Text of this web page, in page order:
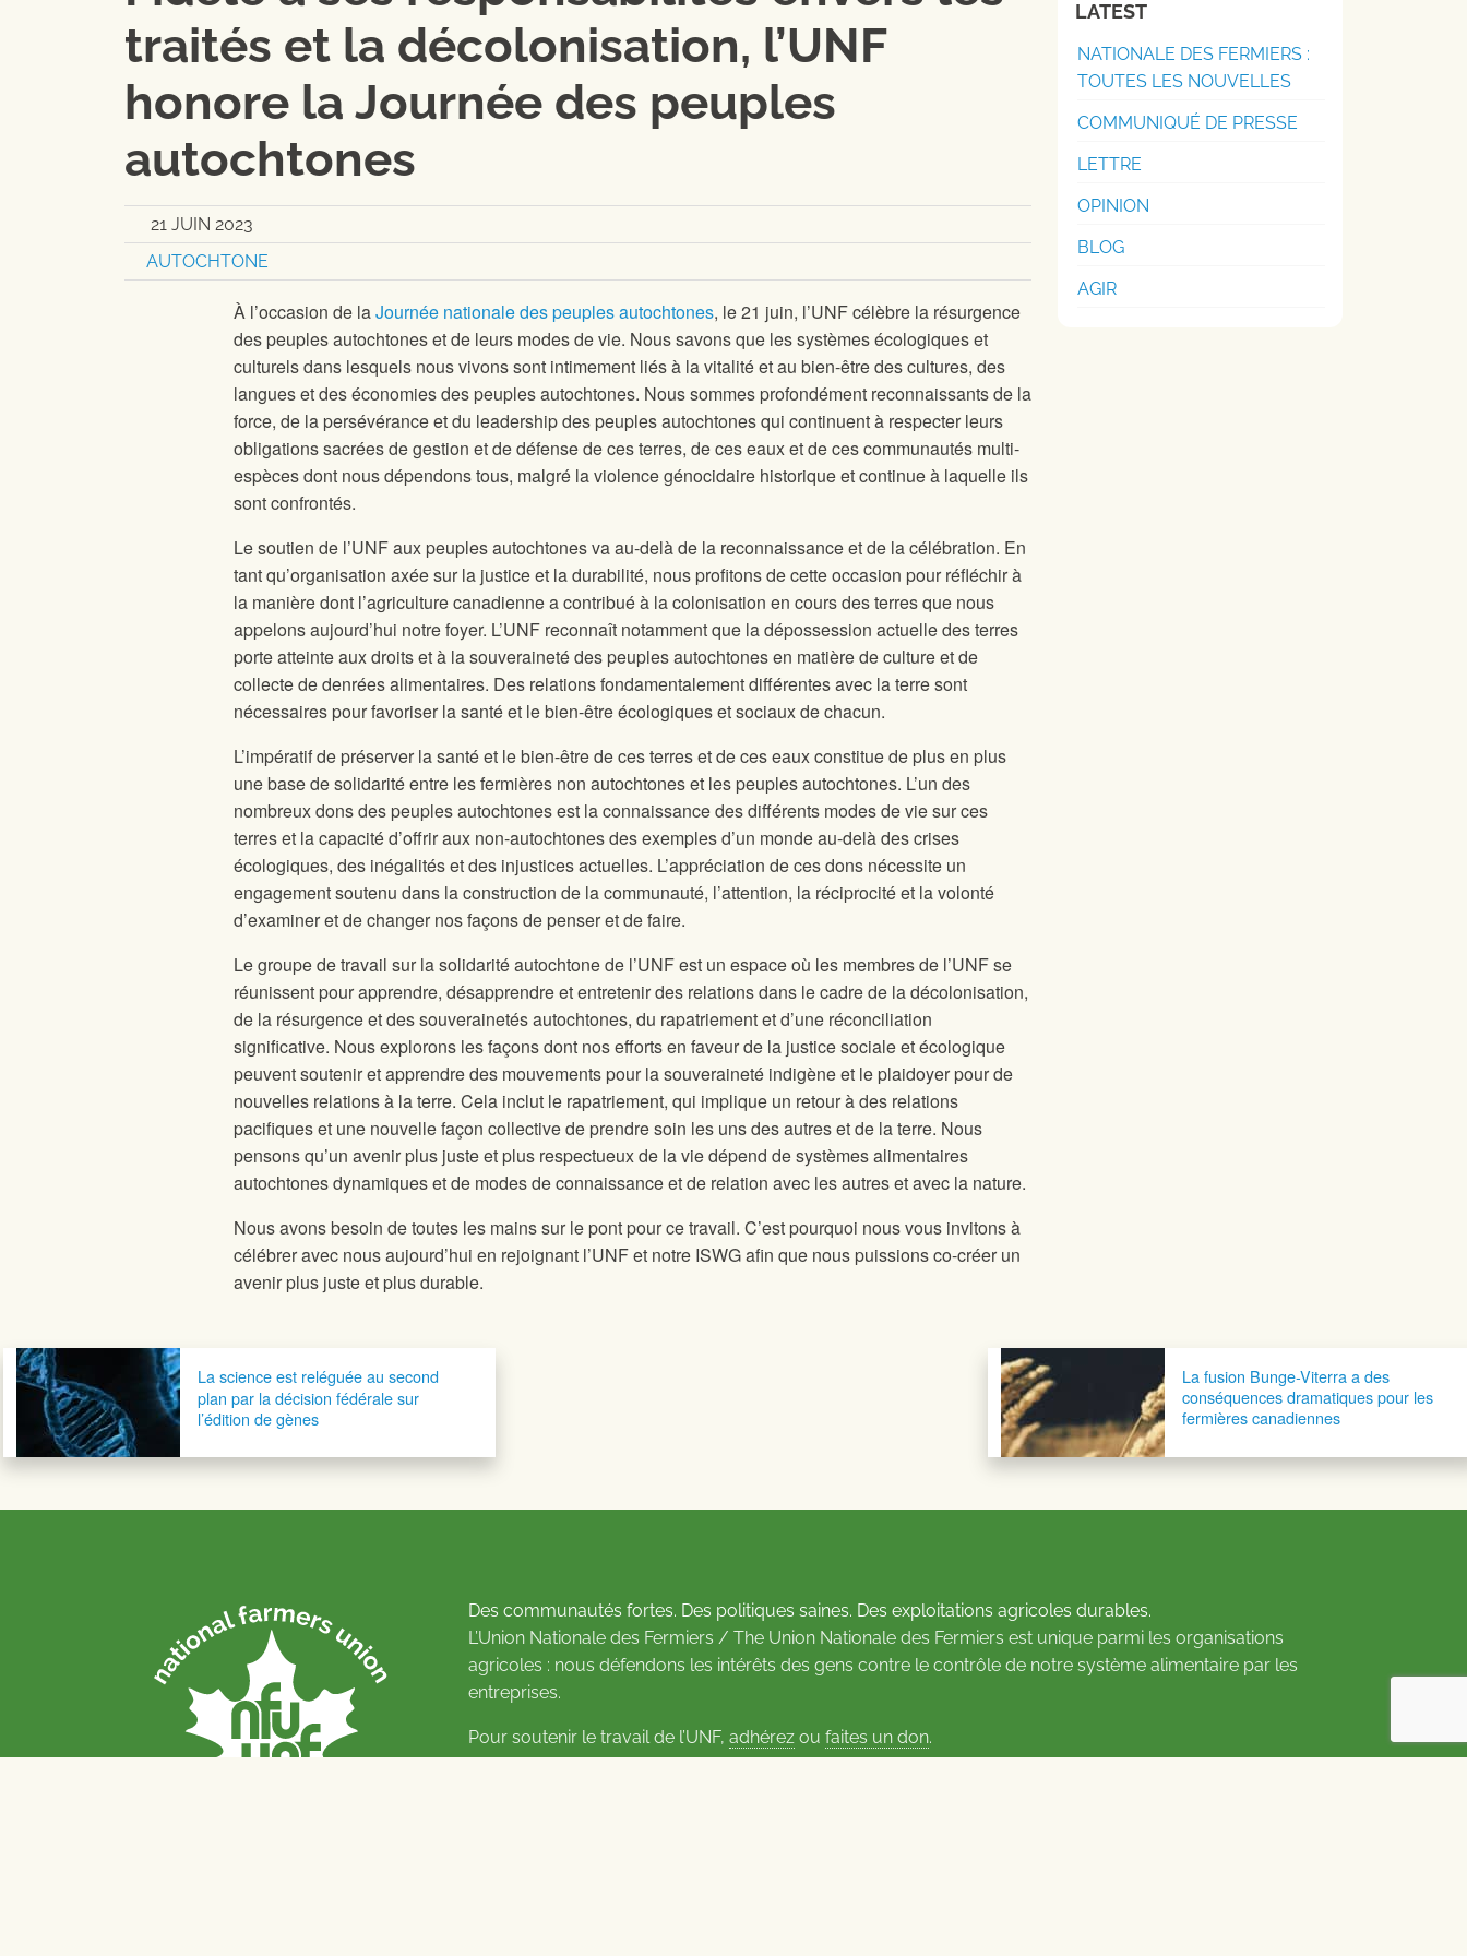
traités et la décolonisation, l’UNF
honore la Journée des peuples
autochtones
21 JUIN 2023
AUTOCHTONE
À l’occasion de laJournée nationale des peuples autochtones, le 21 juin, l’UNF célèbre la résurgence
des peuples autochtones et de leurs modes de vie. Nous savons que les systèmes écologiques et
culturels dans lesquels nous vivons sont intimement liés à la vitalité et au bien-être des cultures, des
langues et des économies des peuples autochtones. Nous sommes profondément reconnaissants de la
force, de la persévérance et du leadership des peuples autochtones qui continuent à respecter leurs
obligations sacrées de gestion et de défense de ces terres, de ces eaux et de ces communautés multi-
espèces dont nous dépendons tous, malgré la violence génocidaire historique et continue à laquelle ils
sont confrontés.
Le soutien de l’UNF aux peuples autochtones va au-delà de la reconnaissance et de la célébration. En
tant qu’organisation axée sur la justice et la durabilité, nous profitons de cette occasion pour réfléchir à
la manière dont l’agriculture canadienne a contribué à la colonisation en cours des terres que nous
appelons aujourd’hui notre foyer. L’UNF reconnaît notamment que la dépossession actuelle des terres
porte atteinte aux droits et à la souveraineté des peuples autochtones en matière de culture et de
collecte de denrées alimentaires. Des relations fondamentalement différentes avec la terre sont
nécessaires pour favoriser la santé et le bien-être écologiques et sociaux de chacun.
L’impératif de préserver la santé et le bien-être de ces terres et de ces eaux constitue de plus en plus
une base de solidarité entre les fermières non autochtones et les peuples autochtones. L’un des
nombreux dons des peuples autochtones est la connaissance des différents modes de vie sur ces
terres et la capacité d’offrir aux non-autochtones des exemples d’un monde au-delà des crises
écologiques, des inégalités et des injustices actuelles. L’appréciation de ces dons nécessite un
engagement soutenu dans la construction de la communauté, l’attention, la réciprocité et la volonté
d’examiner et de changer nos façons de penser et de faire.
Le groupe de travail sur la solidarité autochtone de l’UNF est un espace où les membres de l’UNF se
réunissent pour apprendre, désapprendre et entretenir des relations dans le cadre de la décolonisation,
de la résurgence et des souverainetés autochtones, du rapatriement et d’une réconciliation
significative. Nous explorons les façons dont nos efforts en faveur de la justice sociale et écologique
peuvent soutenir et apprendre des mouvements pour la souveraineté indigène et le plaidoyer pour de
nouvelles relations à la terre. Cela inclut le rapatriement, qui implique un retour à des relations
pacifiques et une nouvelle façon collective de prendre soin les uns des autres et de la terre. Nous
pensons qu’un avenir plus juste et plus respectueux de la vie dépend de systèmes alimentaires
autochtones dynamiques et de modes de connaissance et de relation avec les autres et avec la nature.
Nous avons besoin de toutes les mains sur le pont pour ce travail. C’est pourquoi nous vous invitons à
célébrer avec nous aujourd’hui en rejoignant l’UNF et notre ISWG afin que nous puissions co-créer un
avenir plus juste et plus durable.
LATEST
NATIONALE DES FERMIERS :
TOUTES LES NOUVELLES
COMMUNIQUÉ DE PRESSE
LETTRE
OPINION
BLOG
AGIR
Navigation postaleLa science est reléguée au second
plan par la décision fédérale sur
l’édition de gènes
La fusion Bunge-Viterra a des
conséquences dramatiques pour les
fermières canadiennes
Des communautés fortes. Des politiques saines. Des exploitations agricoles durables.
L’Union Nationale des Fermiers / The Union Nationale des Fermiers est unique parmi les organisations
agricoles : nous défendons les intérêts des gens contre le contrôle de notre système alimentaire par les
entreprises.
Pour soutenir le travail de l’UNF, adhérez ou faites un don.